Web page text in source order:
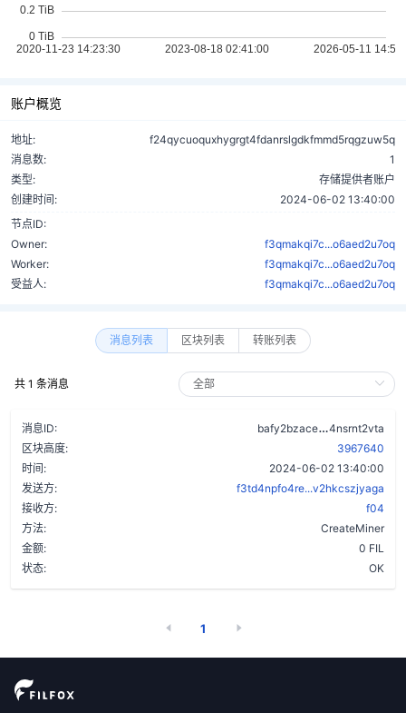
账户概览
地址:
f24qycuoquxhygrgt4fdanrslgdkfmmd5rqgzuw5q
消息数:
1
类型:
存储提供者账户
创建时间:
2024-06-02 13:40:00
节点ID:
Owner:
f3qmakqi7c...o6aed2u7oq
Worker:
f3qmakqi7c...o6aed2u7oq
受益人:
f3qmakqi7c...o6aed2u7oq
消息列表 区块列表 转账列表
共 1 条消息
消息ID: bafy2bzace
4nsrnt2vta
区块高度:
3967640
时间:
2024-06-02 13:40:00
发送方:
f3td4npfo4re...v2hkcszjyaga
接收方:
f04
方法:
CreateMiner
金额:
0 FIL
状态:
OK
1